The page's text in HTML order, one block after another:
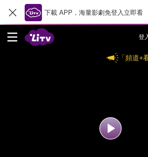
下載 APP，海量影劇免登入立即看
登
「頻道+